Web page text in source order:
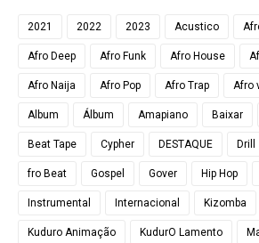
2021 2022 2023 Acustico
Afro Deep Afro Funk Afro House
Afro Naija Afro Pop Afro Trap Afro
Album Álbum Amapiano Baixar
Beat Tape Cypher DESTAQUE Drill
fro Beat Gospel Gover Hip Hop
Instrumental Internacional Kizomba
Kuduro Animação KudurO Lamento